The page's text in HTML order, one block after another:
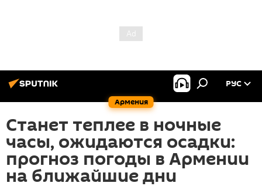
Армения
РУС
Станет теплее в ночные
часы, ожидаются осадки:
прогноз погоды в Армении
на ближайшие дни